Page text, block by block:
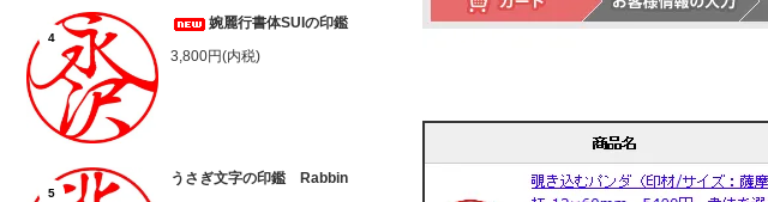
4
婉麗行書体SUIの印鑑
3,800円(内税)
5
うさぎ文字の印鑑 Rabbin